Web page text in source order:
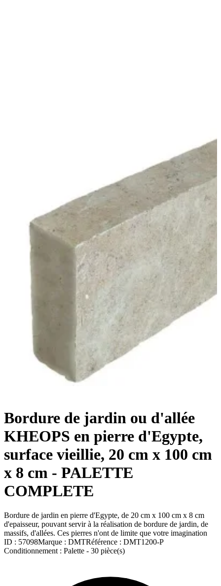
Bordure de jardin ou d'allée
KHEOPS en pierre d'Egypte,
surface vieillie, 20 cm x 100 cm
x 8 cm - PALETTE
COMPLETE
Bordure de jardin en pierre d'Egypte, de 20 cm x 100 cm x 8 cm
d'epaisseur, pouvant servir à la réalisation de bordure de jardin, de
massifs, d'allées. Ces pierres n'ont de limite que votre imagination
ID : 57098Marque : DMTRéférence : DMT1200-P
Conditionnement : Palette - 30 pièce(s)